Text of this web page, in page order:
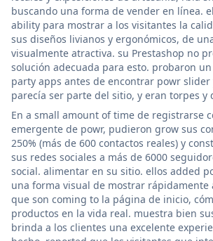
buscando una forma de vender en línea.
ability para mostrar a los visitantes la
sus diseños livianos y ergonómicos, de
visualmente atractiva. su Prestashop no
solución adecuada para esto. probaron
party apps antes de encontrar powr
parecía ser parte del sitio, y eran torpes y
En a small amount of time de registrarse
emergente de powr, pudieron grow sus
250% (más de 600 contactos reales) y
sus redes sociales a más de 6000
social. alimentar en su sitio. ellos added
una forma visual de mostrar rápidamente
que son coming to la página de inicio,
productos en la vida real. muestra bien
brinda a los clientes una excelente